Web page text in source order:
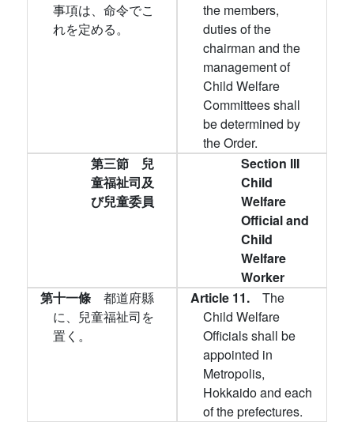
事項は、命令でこ
れを定める。
the members,
duties of the
chairman and the
management of
Child Welfare
Committees shall
be determined by
the Order.
第三節 兒
童福祉司及
び兒童委員
Section III
Child
Welfare
Official and
Child
Welfare
Worker
第十一條 都道府縣
に、兒童福祉司を
置く。
Article 11. The
Child Welfare
Officials shall be
appointed in
Metropolis,
Hokkaido and each
of the prefectures.